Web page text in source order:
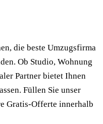
die beste Umzugsfirma
Ob Studio, Wohnung
Partner bietet Ihnen
Füllen Sie unser
Gratis-Offerte innerhalb